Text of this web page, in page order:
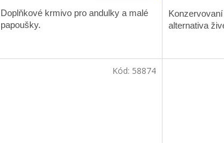
Doplňkové krmivo pro andulky a malé
papoušky.
z
5
alternativa
Kód: 58874